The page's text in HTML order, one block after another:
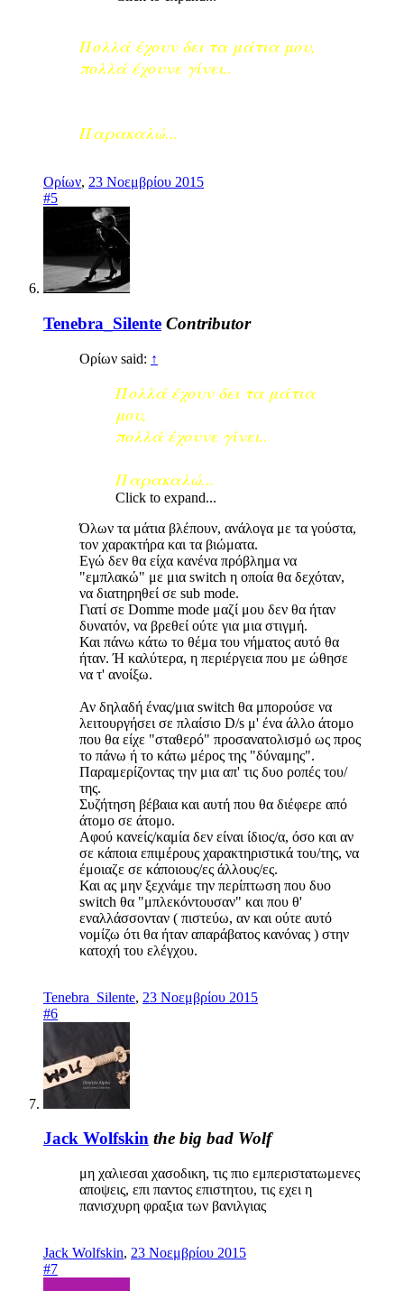
Πολλά έχουν δει τα μάτια μου,
πολλά έχουνε γίνει..
Παρακαλώ...
Ορίων, 23 Νοεμβρίου 2015
#5
Tenebra_Silente Contributor
Ορίων said: ↑
Πολλά έχουν δει τα μάτια
μου,
πολλά έχουνε γίνει..
Παρακαλώ...
Click to expand...
Όλων τα μάτια βλέπουν, ανάλογα με τα γούστα,
τον χαρακτήρα και τα βιώματα.
Εγώ δεν θα είχα κανένα πρόβλημα να
"εμπλακώ" με μια switch η οποία θα δεχόταν,
να διατηρηθεί σε sub mode.
Γιατί σε Domme mode μαζί μου δεν θα ήταν
δυνατόν, να βρεθεί ούτε για μια στιγμή.
Και πάνω κάτω το θέμα του νήματος αυτό θα
ήταν. Ή καλύτερα, η περιέργεια που με ώθησε
να τ' ανοίξω.
Αν δηλαδή ένας/μια switch θα μπορούσε να
λειτουργήσει σε πλαίσιο D/s μ' ένα άλλο άτομο
που θα είχε "σταθερό" προσανατολισμό ως προς
το πάνω ή το κάτω μέρος της "δύναμης".
Παραμερίζοντας την μια απ' τις δυο ροπές του/
της.
Συζήτηση βέβαια και αυτή που θα διέφερε από
άτομο σε άτομο.
Αφού κανείς/καμία δεν είναι ίδιος/α, όσο και αν
σε κάποια επιμέρους χαρακτηριστικά του/της, να
έμοιαζε σε κάποιους/ες άλλους/ες.
Και ας μην ξεχνάμε την περίπτωση που δυο
switch θα "μπλεκόντουσαν" και που θ'
εναλλάσσονταν ( πιστεύω, αν και ούτε αυτό
νομίζω ότι θα ήταν απαράβατος κανόνας ) στην
κατοχή του ελέγχου.
Tenebra_Silente, 23 Νοεμβρίου 2015
#6
Jack Wolfskin the big bad Wolf
μη χαλιεσαι χασοδικη, τις πιο εμπεριστατωμενες
αποψεις, επι παντος επιστητου, τις εχει η
πανισχυρη φραξια των βανιλγιας
Jack Wolfskin, 23 Νοεμβρίου 2015
#7